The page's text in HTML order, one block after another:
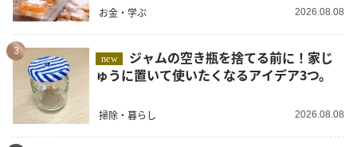
お金・学ぶ 2026.08.08
3
new
ゅうに置いて使いたくなるアイデア3つ。
掃除・暮らし 2026.08.08